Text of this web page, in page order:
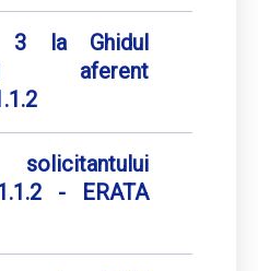
3 la Ghidul
aferent
- ERATA